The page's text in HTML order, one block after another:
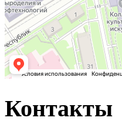
Контакты